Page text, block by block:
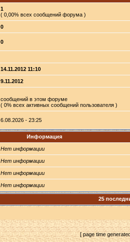
1
( 0,00% всех сообщений форума )
0
0
14.11.2012 11:10
9.11.2012
сообщений в этом форуме
( 0% всех активных сообщений пользователя )
6.08.2026 - 23:25
Информация
Нет информации
Нет информации
Нет информации
Нет информации
25
[ page time